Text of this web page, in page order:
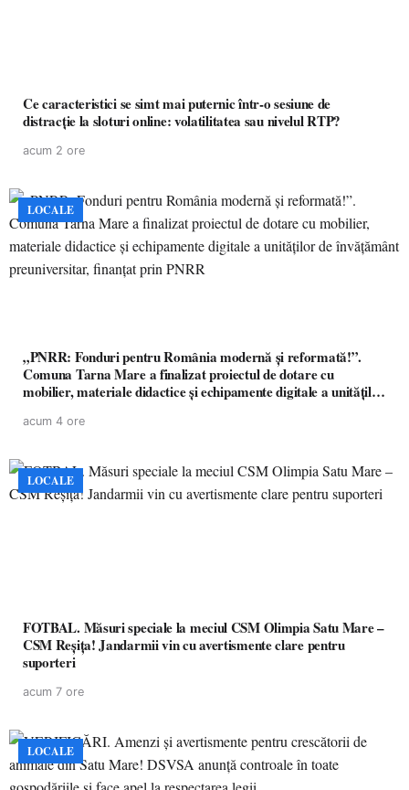
Ce caracteristici se simt mai puternic într-o sesiune de
distracție la sloturi online: volatilitatea sau nivelul RTP?
acum 2 ore
LOCALE
„PNRR: Fonduri pentru România modernă și reformată!”.
Comuna Tarna Mare a finalizat proiectul de dotare cu
mobilier, materiale didactice și echipamente digitale a unităților
acum 4 ore
LOCALE
FOTBAL. Măsuri speciale la meciul CSM Olimpia Satu Mare –
CSM Reșița! Jandarmii vin cu avertismente clare pentru
suporteri
acum 7 ore
LOCALE